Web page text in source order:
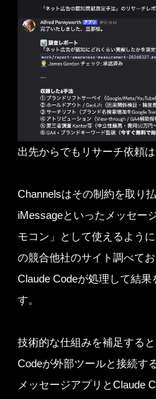
出先からでもリサーチ依頼
Channelsはその制約を取り
iMessageといったメッセー
モコン」として使えるよう
の競合他社のサイト調べて
Claude Codeが処理して結
す。
技術的な仕組みを補足する
Codeが外部ツールと接続す
メッセージアプリとClaude